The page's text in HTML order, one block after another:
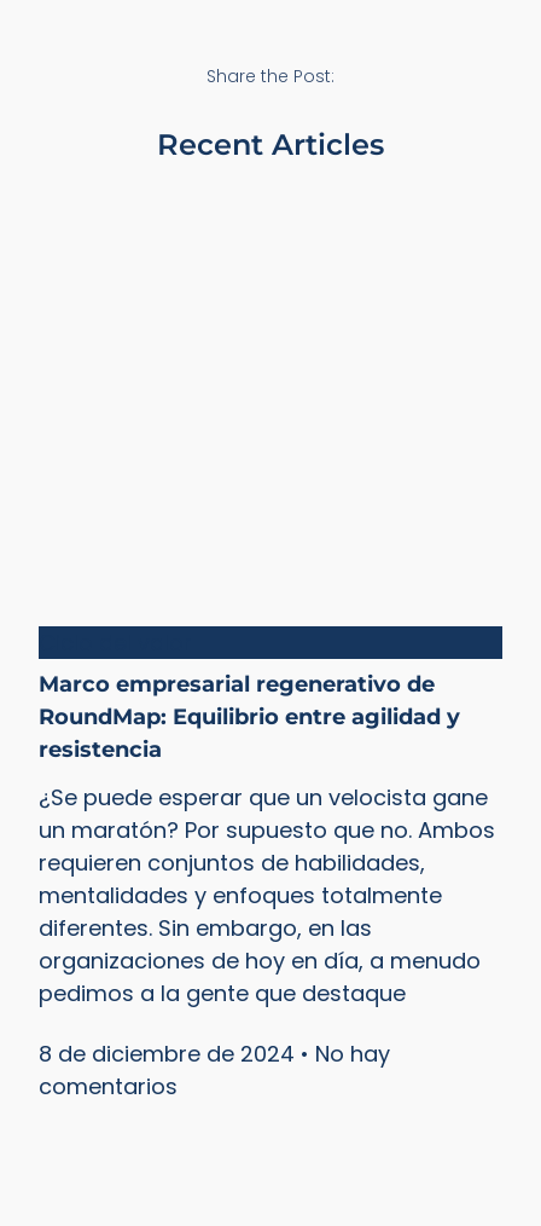
Share the Post:
Recent Articles
Marco empresarial regenerativo de
RoundMap: Equilibrio entre agilidad y
resistencia
¿Se puede esperar que un velocista gane
un maratón? Por supuesto que no. Ambos
requieren conjuntos de habilidades,
mentalidades y enfoques totalmente
diferentes. Sin embargo, en las
organizaciones de hoy en día, a menudo
pedimos a la gente que destaque
8 de diciembre de 2024
No hay
comentarios